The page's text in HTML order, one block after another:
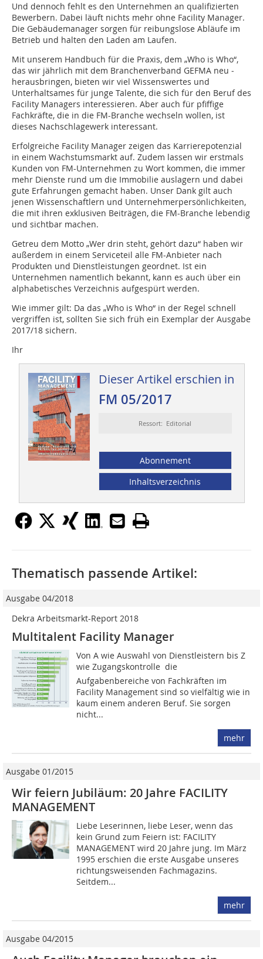
Und dennoch fehlt es den Unternehmen an qualifizierten
Bewerbern. Dabei läuft nichts mehr ohne Facility Manager.
Die Gebäudemanager sorgen für reibungslose Abläufe im
Betrieb und halten den Laden am Laufen.
Mit unserem Handbuch für die Praxis, dem „Who is Who“,
das wir jährlich mit dem Branchenverband GEFMA neu ­
herausbringen, bieten wir viel Wissenswertes und
Unterhaltsames für junge Talente, die sich für den Beruf des
Facility Managers interessieren. Aber auch für pfiffige
Fachkräfte, die in die FM-Branche wechseln wollen, ist
dieses Nachschlagewerk interessant.
Erfolgreiche Facility Manager zeigen das Karrierepotenzial
in einem Wachstumsmarkt auf. Zudem lassen wir erstmals
Kunden von FM-Unternehmen zu Wort kommen, die immer
mehr Dienste rund um die Immobilie aus­lagern und dabei
gute Erfahrungen gemacht haben. Unser Dank gilt auch
jenen Wissenschaftlern und Unternehmerpersönlichkeiten,
die mit ihren exklusiven Beiträgen, die FM-Branche lebendig
und sichtbar machen.
Getreu dem Motto „Wer drin steht, gehört dazu“ haben wir
außerdem in einem Serviceteil alle FM-Anbieter nach
Produkten und Dienstleistungen geordnet. Ist ein
Unternehmen namentlich bekannt, kann es auch über ein
alphabetisches Verzeichnis aufgespürt werden.
Wie immer gilt: Da das „Who is Who“ in der Regel schnell
vergriffen ist, sollten Sie sich früh ein Exemplar der Ausgabe
2017/18 sichern.
Ihr
Dieser Artikel erschien in
FM 05/2017
Ressort: Editorial
Abonnement
Inhaltsverzeichnis
Thematisch passende Artikel:
Ausgabe 04/2018
Dekra Arbeitsmarkt-Report 2018
Multitalent Facility Manager
Von A wie Auswahl von Dienstleistern bis Z
wie Zugangskontrolle  die
Aufgabenbereiche von Fachkräften im
Facility Management sind so vielfältig wie in
kaum einem anderen Beruf. Sie sorgen
nicht...
mehr
Ausgabe 01/2015
Wir feiern Jubiläum: 20 Jahre FACILITY
MANAGEMENT
Liebe Leserinnen, liebe Leser, wenn das
kein Grund zum Feiern ist: FACILITY
MANAGEMENT wird 20 Jahre jung. Im März
1995 erschien die erste Ausgabe unseres
richtungsweisenden Fachmagazins.
Seitdem...
mehr
Ausgabe 04/2015